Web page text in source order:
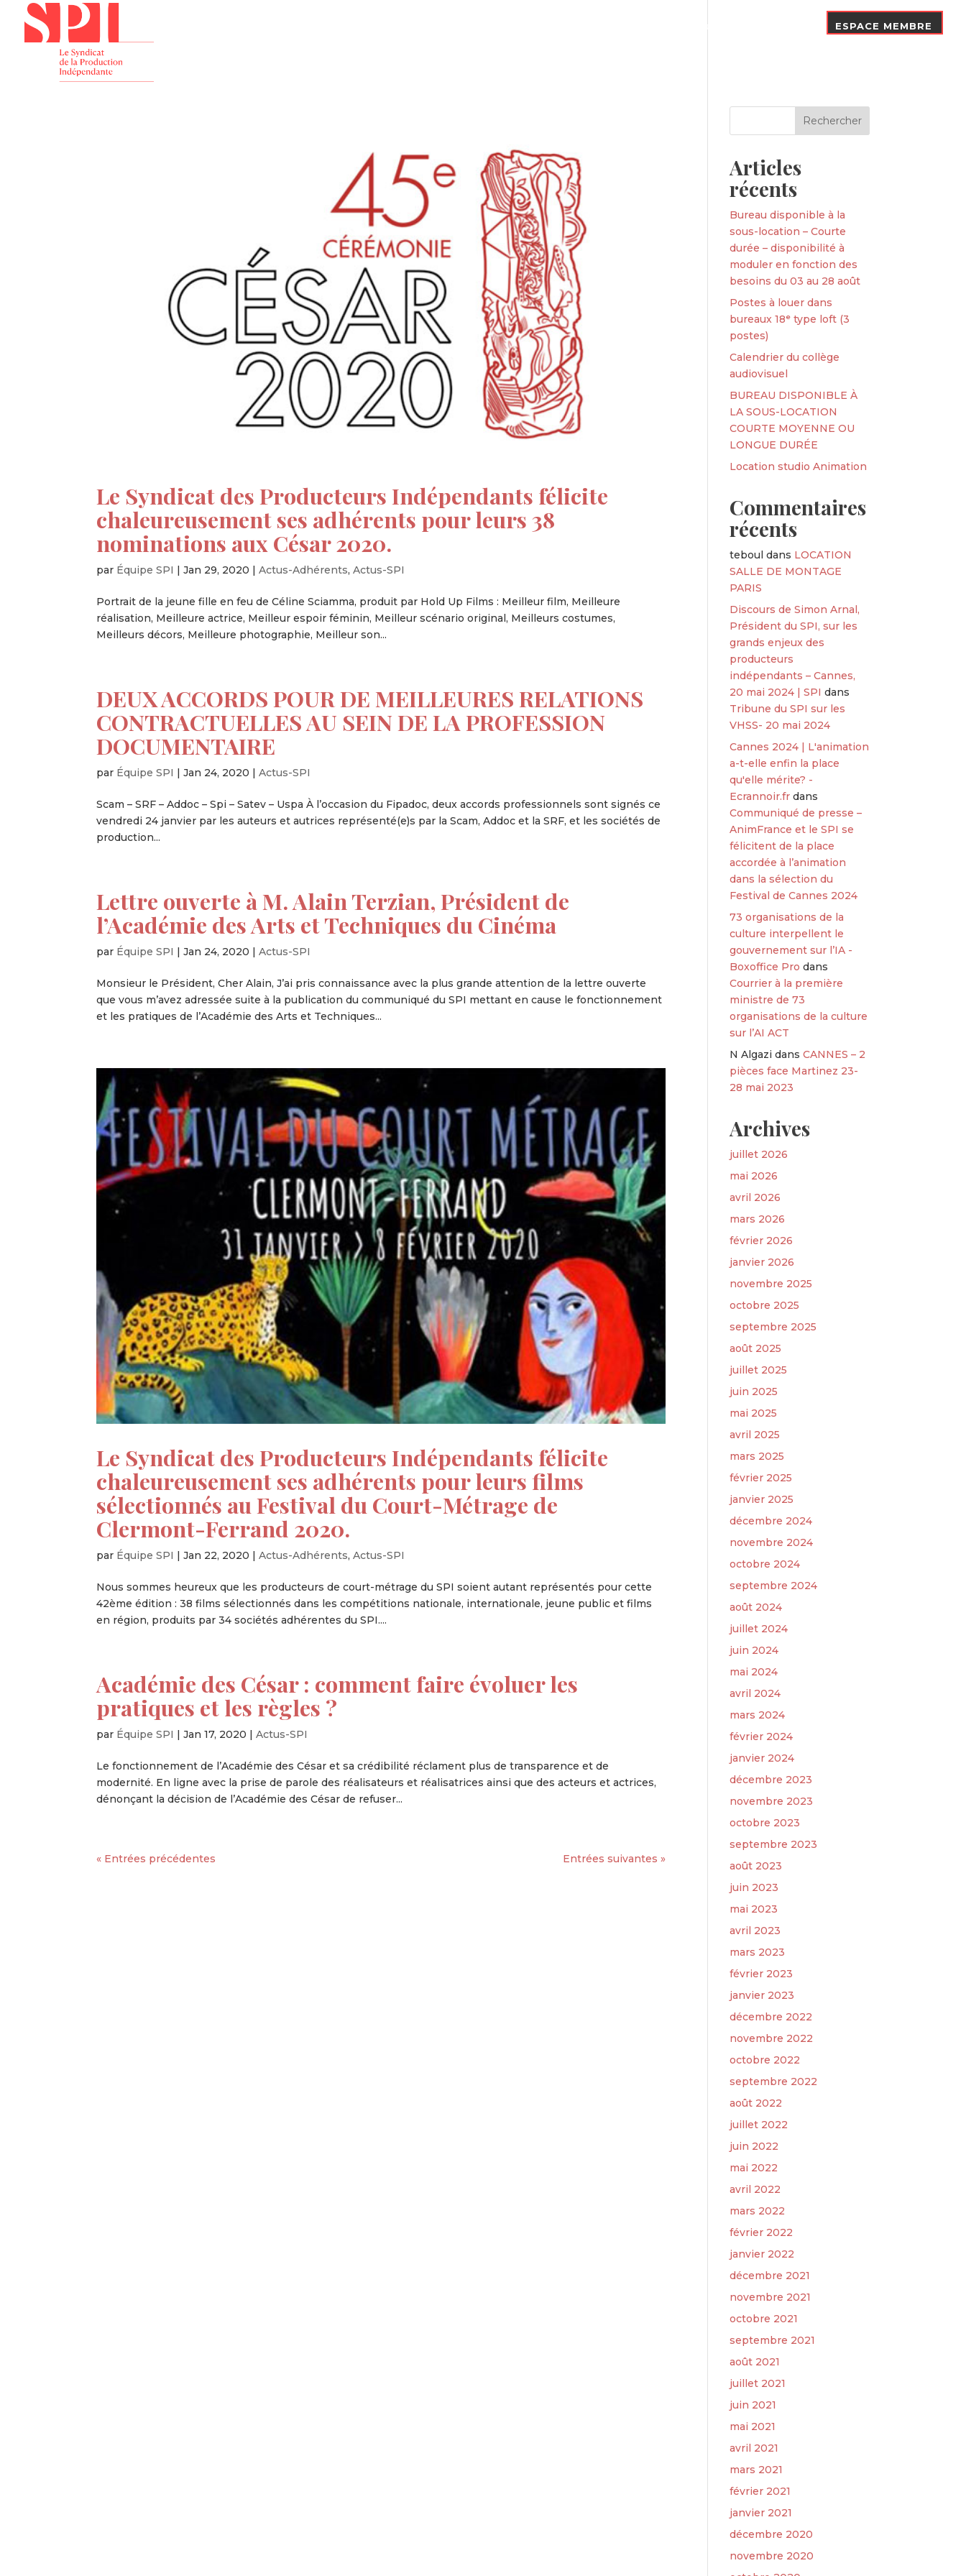
Nos Adhérents ESPACE MEMBRE
Le Syndicat des Producteurs Indépendants félicite
chaleureusement ses adhérents pour leurs 38
nominations aux César 2020.
par Équipe SPI |Jan 29, 2020 |Actus-Adhérents,Actus-SPI
Portrait de la jeune fille en feu de Céline Sciamma, produit par Hold Up Films : Meilleur film, Meilleure
réalisation, Meilleure actrice, Meilleur espoir féminin, Meilleur scénario original, Meilleurs costumes,
Meilleurs décors, Meilleure photographie, Meilleur son...
DEUX ACCORDS POUR DE MEILLEURES RELATIONS
CONTRACTUELLES AU SEIN DE LA PROFESSION
DOCUMENTAIRE
par Équipe SPI |Jan 24, 2020 |Actus-SPI
Scam – SRF – Addoc – Spi – Satev – Uspa À l’occasion du Fipadoc, deux accords professionnels sont signés ce
vendredi 24 janvier par les auteurs et autrices représenté(e)s par la Scam, Addoc et la SRF, et les sociétés de
production...
Lettre ouverte à M. Alain Terzian, Président de
l’Académie des Arts et Techniques du Cinéma
par Équipe SPI |Jan 24, 2020 |Actus-SPI
Monsieur le Président, Cher Alain, J’ai pris connaissance avec la plus grande attention de la lettre ouverte
que vous m’avez adressée suite à la publication du communiqué du SPI mettant en cause le fonctionnement
et les pratiques de l’Académie des Arts et Techniques...
Le Syndicat des Producteurs Indépendants félicite
chaleureusement ses adhérents pour leurs films
sélectionnés au Festival du Court-Métrage de
Clermont-Ferrand 2020.
par Équipe SPI |Jan 22, 2020 |Actus-Adhérents,Actus-SPI
Nous sommes heureux que les producteurs de court-métrage du SPI soient autant représentés pour cette
42ème édition : 38 films sélectionnés dans les compétitions nationale, internationale, jeune public et films
en région, produits par 34 sociétés adhérentes du SPI....
Académie des César : comment faire évoluer les
pratiques et les règles ?
par Équipe SPI |Jan 17, 2020 |Actus-SPI
Le fonctionnement de l’Académie des César et sa crédibilité réclament plus de transparence et de
modernité. En ligne avec la prise de parole des réalisateurs et réalisatrices ainsi que des acteurs et actrices,
dénonçant la décision de l’Académie des César de refuser...
« Entrées précédentes Entrées suivantes »
Articles
récents
Bureau disponible à la
sous-location – Courte
durée – disponibilité à
moduler en fonction des
besoins du 03 au 28 août
Postes à louer dans
bureaux 18ᵉ type loft (3
postes)
Calendrier du collège
audiovisuel
BUREAU DISPONIBLE À
LA SOUS-LOCATION
COURTE MOYENNE OU
LONGUE DURÉE
Location studio Animation
Commentaires
récents
teboul dans LOCATION
SALLE DE MONTAGE
PARIS
Discours de Simon Arnal,
Président du SPI, sur les
grands enjeux des
producteurs
indépendants – Cannes,
20 mai 2024 | SPI dans
Tribune du SPI sur les
VHSS- 20 mai 2024
Cannes 2024 | L'animation
a-t-elle enfin la place
qu'elle mérite? -
Ecrannoir.fr dans
Communiqué de presse –
AnimFrance et le SPI se
félicitent de la place
accordée à l’animation
dans la sélection du
Festival de Cannes 2024
73 organisations de la
culture interpellent le
gouvernement sur l’IA -
Boxoffice Pro dans
Courrier à la première
ministre de 73
organisations de la culture
sur l’AI ACT
N Algazi dansCANNES – 2
pièces face Martinez 23-
28 mai 2023
Archives
juillet 2026
mai 2026
avril 2026
mars 2026
février 2026
janvier 2026
novembre 2025
octobre 2025
septembre 2025
août 2025
juillet 2025
juin 2025
mai 2025
avril 2025
mars 2025
février 2025
janvier 2025
décembre 2024
novembre 2024
octobre 2024
septembre 2024
août 2024
juillet 2024
juin 2024
mai 2024
avril 2024
mars 2024
février 2024
janvier 2024
décembre 2023
novembre 2023
octobre 2023
septembre 2023
août 2023
juin 2023
mai 2023
avril 2023
mars 2023
février 2023
janvier 2023
décembre 2022
novembre 2022
octobre 2022
septembre 2022
août 2022
juillet 2022
juin 2022
mai 2022
avril 2022
mars 2022
février 2022
janvier 2022
décembre 2021
novembre 2021
octobre 2021
septembre 2021
août 2021
juillet 2021
juin 2021
mai 2021
avril 2021
mars 2021
février 2021
janvier 2021
décembre 2020
novembre 2020